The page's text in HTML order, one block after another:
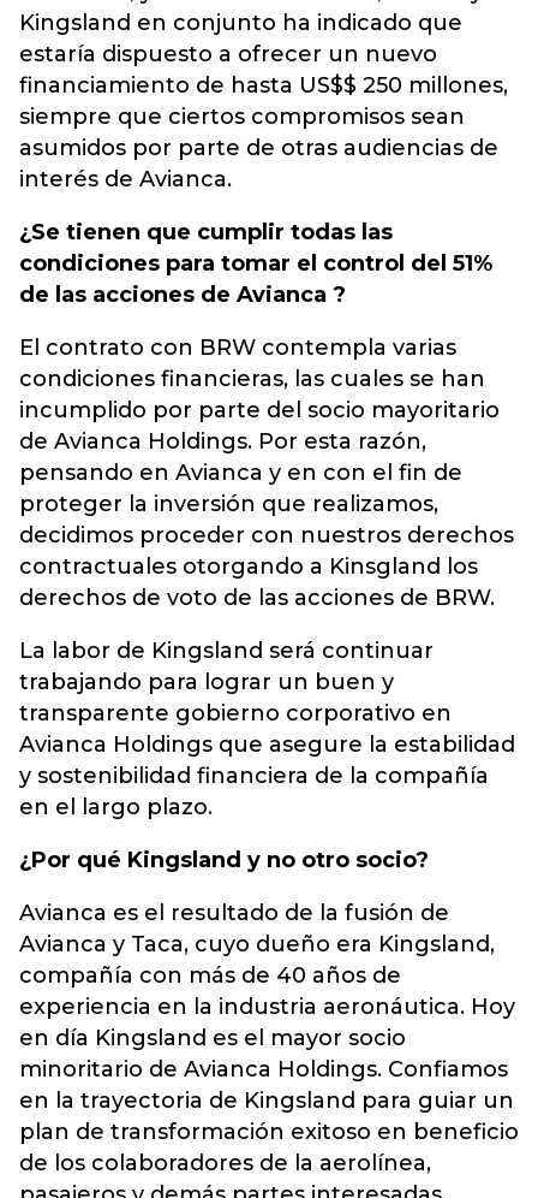
Kingsland en conjunto ha indicado que
estaría dispuesto a ofrecer un nuevo
financiamiento de hasta US$$ 250 millones,
siempre que ciertos compromisos sean
asumidos por parte de otras audiencias de
interés de Avianca.
¿Se tienen que cumplir todas las
condiciones para tomar el control del 51%
de las acciones de Avianca ?
El contrato con BRW contempla varias
condiciones financieras, las cuales se han
incumplido por parte del socio mayoritario
de Avianca Holdings. Por esta razón,
pensando en Avianca y en con el fin de
proteger la inversión que realizamos,
decidimos proceder con nuestros derechos
contractuales otorgando a Kinsgland los
derechos de voto de las acciones de BRW.
La labor de Kingsland será continuar
trabajando para lograr un buen y
transparente gobierno corporativo en
Avianca Holdings que asegure la estabilidad
y sostenibilidad financiera de la compañía
en el largo plazo.
¿Por qué Kingsland y no otro socio?
Avianca es el resultado de la fusión de
Avianca y Taca, cuyo dueño era Kingsland,
compañía con más de 40 años de
experiencia en la industria aeronáutica. Hoy
en día Kingsland es el mayor socio
minoritario de Avianca Holdings. Confiamos
en la trayectoria de Kingsland para guiar un
plan de transformación exitoso en beneficio
de los colaboradores de la aerolínea,